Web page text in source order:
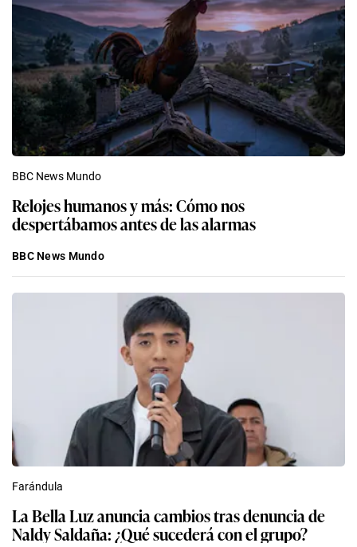
BBC News Mundo
Relojes humanos y más: Cómo nos
despertábamos antes de las alarmas
BBC News Mundo
Farándula
La Bella Luz anuncia cambios tras denuncia de
Naldy Saldaña: ¿Qué sucederá con el grupo?